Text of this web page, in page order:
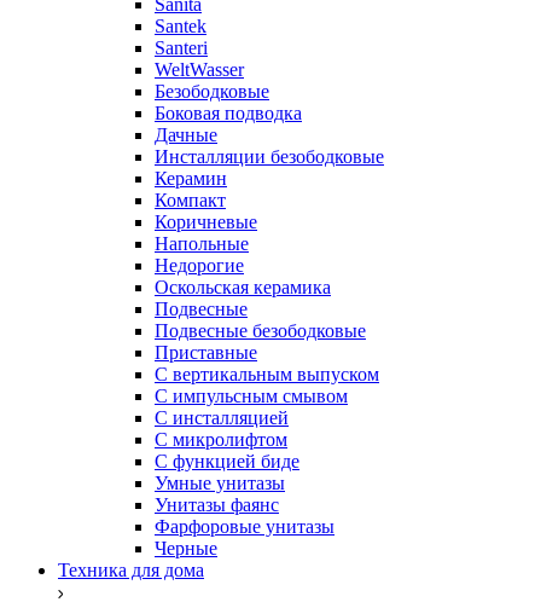
Sanita
Santek
Santeri
WeltWasser
Безободковые
Боковая подводка
Дачные
Инсталляции безободковые
Керамин
Компакт
Коричневые
Напольные
Недорогие
Оскольская керамика
Подвесные
Подвесные безободковые
Приставные
С вертикальным выпуском
С импульсным смывом
С инсталляцией
С микролифтом
С функцией биде
Умные унитазы
Унитазы фаянс
Фарфоровые унитазы
Черные
Техника для дома